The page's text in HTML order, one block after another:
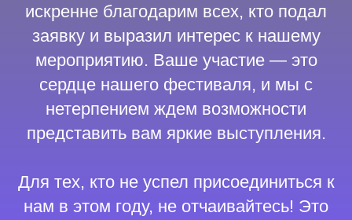
искренне благодарим всех, кто подал
заявку и выразил интерес к нашему
мероприятию. Ваше участие — это
сердце нашего фестиваля, и мы с
нетерпением ждем возможности
представить вам яркие выступления.
Для тех, кто не успел присоединиться к
нам в этом году, не отчаивайтесь! Это